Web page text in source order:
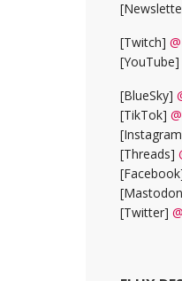
[Twitch]
[YouTube]
[BlueSky]
[TikTok]
[Threads]
[Twitter]